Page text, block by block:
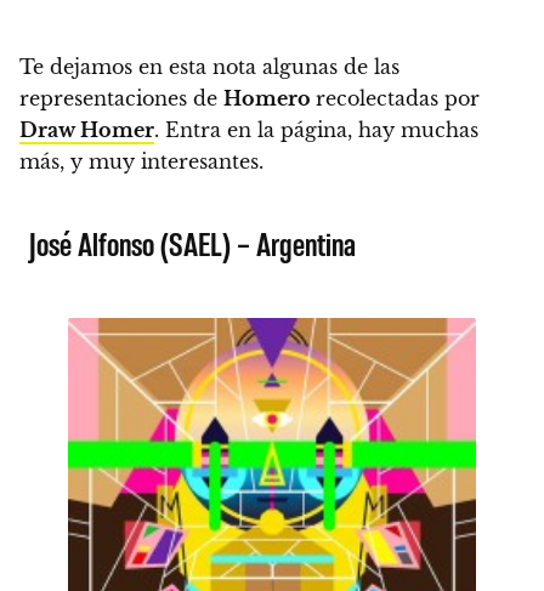
Te dejamos en esta nota algunas de las
representaciones de Homero recolectadas por
Draw Homer. Entra en la página, hay muchas
más, y muy interesantes.
José Alfonso (SAEL) – Argentina